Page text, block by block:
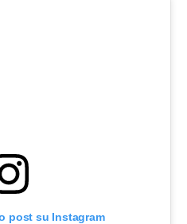
post su Instagram